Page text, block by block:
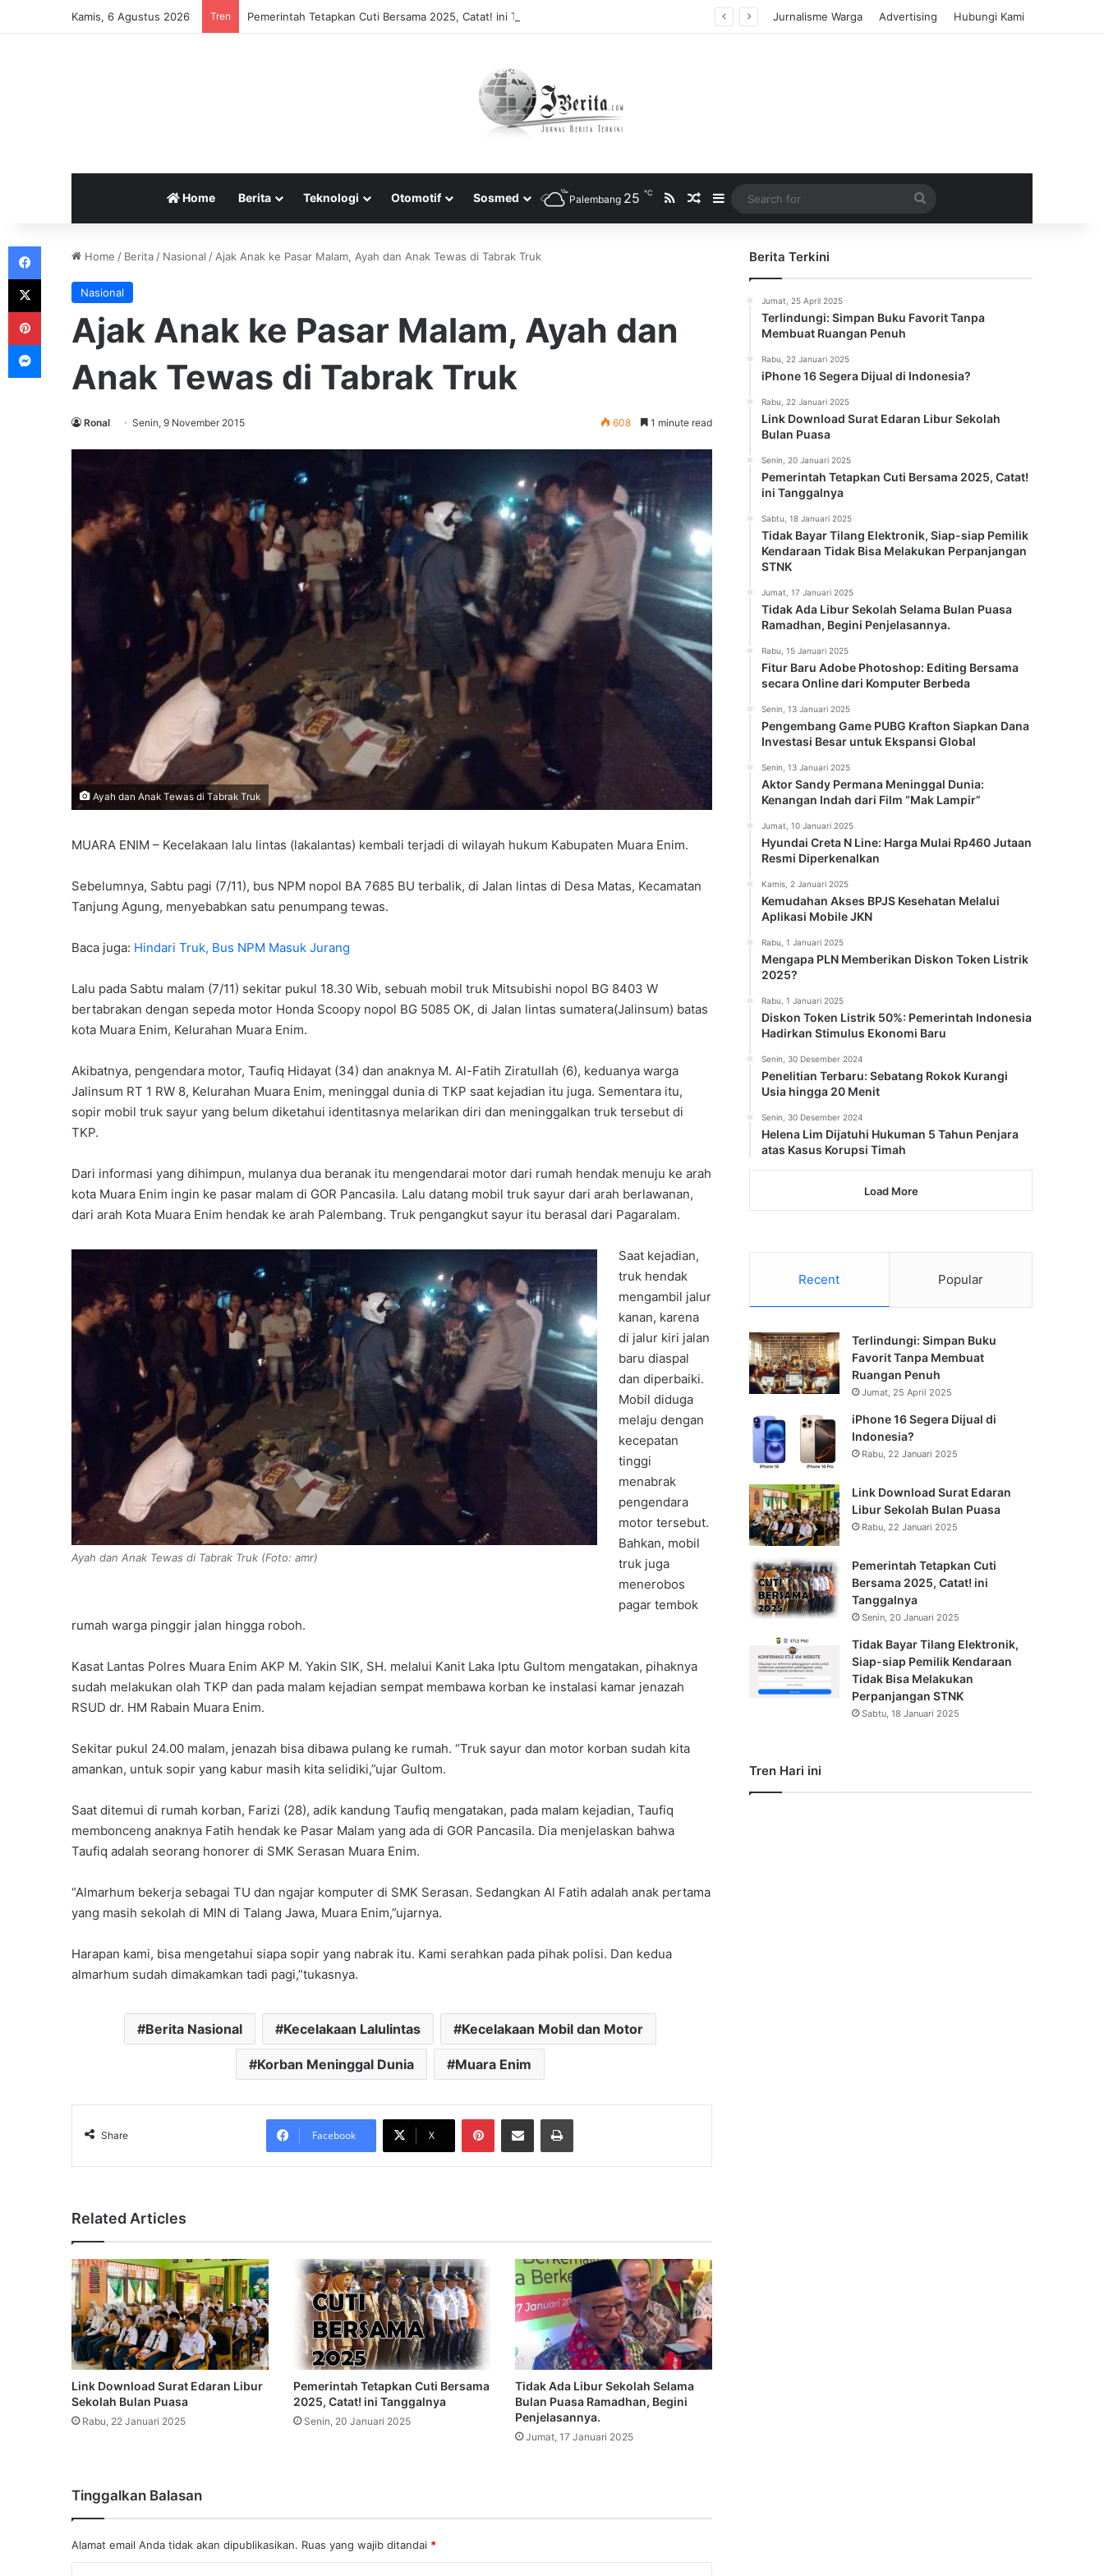
Kamis, 6 Agustus 2026 Tren Pemerintah Tetapkan Cuti Bersama 2025, Catat! ini Tanggalnya Jurnalisme Warga Advertising Hubungi Kami
Home Berita Teknologi Otomotif Sosmed Palembang 25 ℃ RSSRandom Article
Sidebar
for
Home / Berita / Nasional / Ajak Anak ke Pasar Malam, Ayah dan Anak Tewas di Tabrak Truk
Nasional
Ajak Anak ke Pasar Malam, Ayah dan
Anak Tewas di Tabrak Truk
Ronal Senin, 9 November 2015 608 1 minute read
Ayah dan Anak Tewas di Tabrak Truk
MUARA ENIM – Kecelakaan lalu lintas (lakalantas) kembali terjadi di wilayah hukum Kabupaten Muara Enim.
Sebelumnya, Sabtu pagi (7/11), bus NPM nopol BA 7685 BU terbalik, di Jalan lintas di Desa Matas, Kecamatan
Tanjung Agung, menyebabkan satu penumpang tewas.
Baca juga: Hindari Truk, Bus NPM Masuk Jurang
Lalu pada Sabtu malam (7/11) sekitar pukul 18.30 Wib, sebuah mobil truk Mitsubishi nopol BG 8403 W
bertabrakan dengan sepeda motor Honda Scoopy nopol BG 5085 OK, di Jalan lintas sumatera(Jalinsum) batas
kota Muara Enim, Kelurahan Muara Enim.
Akibatnya, pengendara motor, Taufiq Hidayat (34) dan anaknya M. Al-Fatih Ziratullah (6), keduanya warga
Jalinsum RT 1 RW 8, Kelurahan Muara Enim, meninggal dunia di TKP saat kejadian itu juga. Sementara itu,
sopir mobil truk sayur yang belum diketahui identitasnya melarikan diri dan meninggalkan truk tersebut di
TKP.
Dari informasi yang dihimpun, mulanya dua beranak itu mengendarai motor dari rumah hendak menuju ke arah
kota Muara Enim ingin ke pasar malam di GOR Pancasila. Lalu datang mobil truk sayur dari arah berlawanan,
dari arah Kota Muara Enim hendak ke arah Palembang. Truk pengangkut sayur itu berasal dari Pagaralam.
Ayah dan Anak Tewas di Tabrak Truk (Foto: amr)
Saat kejadian,
truk hendak
mengambil jalur
kanan, karena
di jalur kiri jalan
baru diaspal
dan diperbaiki.
Mobil diduga
melaju dengan
kecepatan
tinggi
menabrak
pengendara
motor tersebut.
Bahkan, mobil
truk juga
menerobos
pagar tembok
rumah warga pinggir jalan hingga roboh.
Kasat Lantas Polres Muara Enim AKP M. Yakin SIK, SH. melalui Kanit Laka Iptu Gultom mengatakan, pihaknya
sudah melakukan olah TKP dan pada malam kejadian sempat membawa korban ke instalasi kamar jenazah
RSUD dr. HM Rabain Muara Enim.
Sekitar pukul 24.00 malam, jenazah bisa dibawa pulang ke rumah. “Truk sayur dan motor korban sudah kita
amankan, untuk sopir yang kabur masih kita selidiki,”ujar Gultom.
Saat ditemui di rumah korban, Farizi (28), adik kandung Taufiq mengatakan, pada malam kejadian, Taufiq
membonceng anaknya Fatih hendak ke Pasar Malam yang ada di GOR Pancasila. Dia menjelaskan bahwa
Taufiq adalah seorang honorer di SMK Serasan Muara Enim.
“Almarhum bekerja sebagai TU dan ngajar komputer di SMK Serasan. Sedangkan Al Fatih adalah anak pertama
yang masih sekolah di MIN di Talang Jawa, Muara Enim,”ujarnya.
Harapan kami, bisa mengetahui siapa sopir yang nabrak itu. Kami serahkan pada pihak polisi. Dan kedua
almarhum sudah dimakamkan tadi pagi,”tukasnya.
Berita Nasional Kecelakaan Lalulintas Kecelakaan Mobil dan Motor
Korban Meninggal Dunia Muara Enim
Share Facebook X
PinterestShare via Email Print
Related Articles
Link Download Surat Edaran Libur
Sekolah Bulan Puasa
Rabu, 22 Januari 2025
Pemerintah Tetapkan Cuti Bersama
2025, Catat! ini Tanggalnya
Senin, 20 Januari 2025
Tidak Ada Libur Sekolah Selama
Bulan Puasa Ramadhan, Begini
Penjelasannya.
Jumat, 17 Januari 2025
Tinggalkan Balasan
Alamat email Anda tidak akan dipublikasikan. Ruas yang wajib ditandai *
Berita Terkini
Jumat, 25 April 2025
Terlindungi: Simpan Buku Favorit Tanpa
Membuat Ruangan Penuh
Rabu, 22 Januari 2025
iPhone 16 Segera Dijual di Indonesia?
Rabu, 22 Januari 2025
Link Download Surat Edaran Libur Sekolah
Bulan Puasa
Senin, 20 Januari 2025
Pemerintah Tetapkan Cuti Bersama 2025, Catat!
ini Tanggalnya
Sabtu, 18 Januari 2025
Tidak Bayar Tilang Elektronik, Siap-siap Pemilik
Kendaraan Tidak Bisa Melakukan Perpanjangan
STNK
Jumat, 17 Januari 2025
Tidak Ada Libur Sekolah Selama Bulan Puasa
Ramadhan, Begini Penjelasannya.
Rabu, 15 Januari 2025
Fitur Baru Adobe Photoshop: Editing Bersama
secara Online dari Komputer Berbeda
Senin, 13 Januari 2025
Pengembang Game PUBG Krafton Siapkan Dana
Investasi Besar untuk Ekspansi Global
Senin, 13 Januari 2025
Aktor Sandy Permana Meninggal Dunia:
Kenangan Indah dari Film “Mak Lampir”
Jumat, 10 Januari 2025
Hyundai Creta N Line: Harga Mulai Rp460 Jutaan
Resmi Diperkenalkan
Kamis, 2 Januari 2025
Kemudahan Akses BPJS Kesehatan Melalui
Aplikasi Mobile JKN
Rabu, 1 Januari 2025
Mengapa PLN Memberikan Diskon Token Listrik
2025?
Rabu, 1 Januari 2025
Diskon Token Listrik 50%: Pemerintah Indonesia
Hadirkan Stimulus Ekonomi Baru
Senin, 30 Desember 2024
Penelitian Terbaru: Sebatang Rokok Kurangi
Usia hingga 20 Menit
Senin, 30 Desember 2024
Helena Lim Dijatuhi Hukuman 5 Tahun Penjara
atas Kasus Korupsi Timah
Load More
Recent Popular
Terlindungi: Simpan Buku
Favorit Tanpa Membuat
Ruangan Penuh
Jumat, 25 April 2025
iPhone 16 Segera Dijual di
Indonesia?
Rabu, 22 Januari 2025
Link Download Surat Edaran
Libur Sekolah Bulan Puasa
Rabu, 22 Januari 2025
Pemerintah Tetapkan Cuti
Bersama 2025, Catat! ini
Tanggalnya
Senin, 20 Januari 2025
Tidak Bayar Tilang Elektronik,
Siap-siap Pemilik Kendaraan
Tidak Bisa Melakukan
Perpanjangan STNK
Sabtu, 18 Januari 2025
Tren Hari ini
Facebook
X
Pinterest
Messenger